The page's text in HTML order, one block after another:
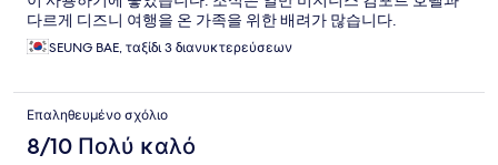
다르게 디즈니 여행을 온 가족을 위한 배려가 많습니다.
SEUNG BAE, ταξίδι 3 διανυκτερεύσεων
Επαληθευμένο σχόλιο
8/10 Πολύ καλό